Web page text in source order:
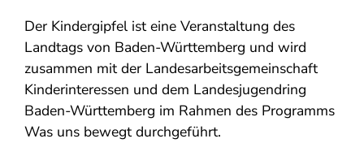
Der Kindergipfel ist eine Veranstaltung des
Landtags von Baden-Württemberg und wird
zusammen mit der Landesarbeitsgemeinschaft
Kinderinteressen und dem Landesjugendring
Baden-Württemberg im Rahmen des Programms
Was uns bewegt durchgeführt.